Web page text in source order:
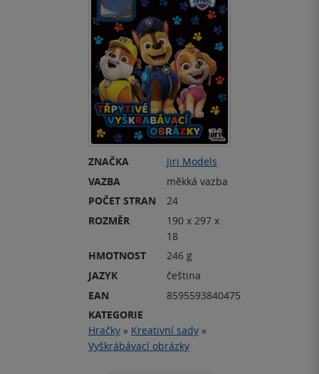
ZNAČKA
Jiri Models
VAZBA
měkká vazba
POČET STRAN
24
ROZMĚR
190 x 297 x
18
HMOTNOST
246 g
JAZYK
čeština
EAN
8595593840475
KATEGORIE
Hračky » Kreativní sady »
Vyškrábávací obrázky